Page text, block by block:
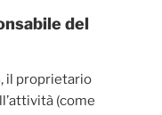
del
, il proprietario
(come